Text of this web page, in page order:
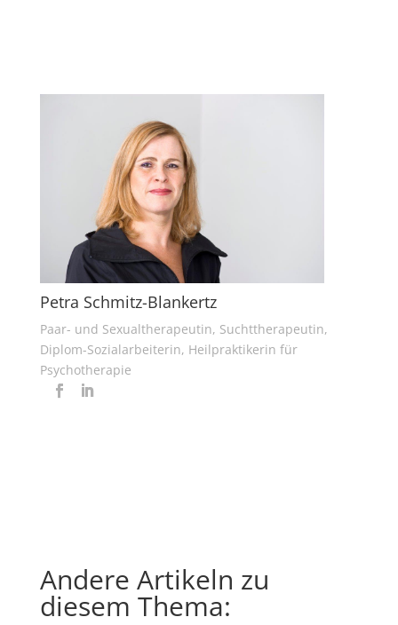
Petra Schmitz-Blankertz
Paar- und Sexualtherapeutin, Suchttherapeutin,
Diplom-Sozialarbeiterin, Heilpraktikerin für
Psychotherapie
Andere Artikeln zu
diesem Thema: